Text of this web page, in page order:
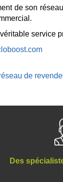
de son
service
de
Des